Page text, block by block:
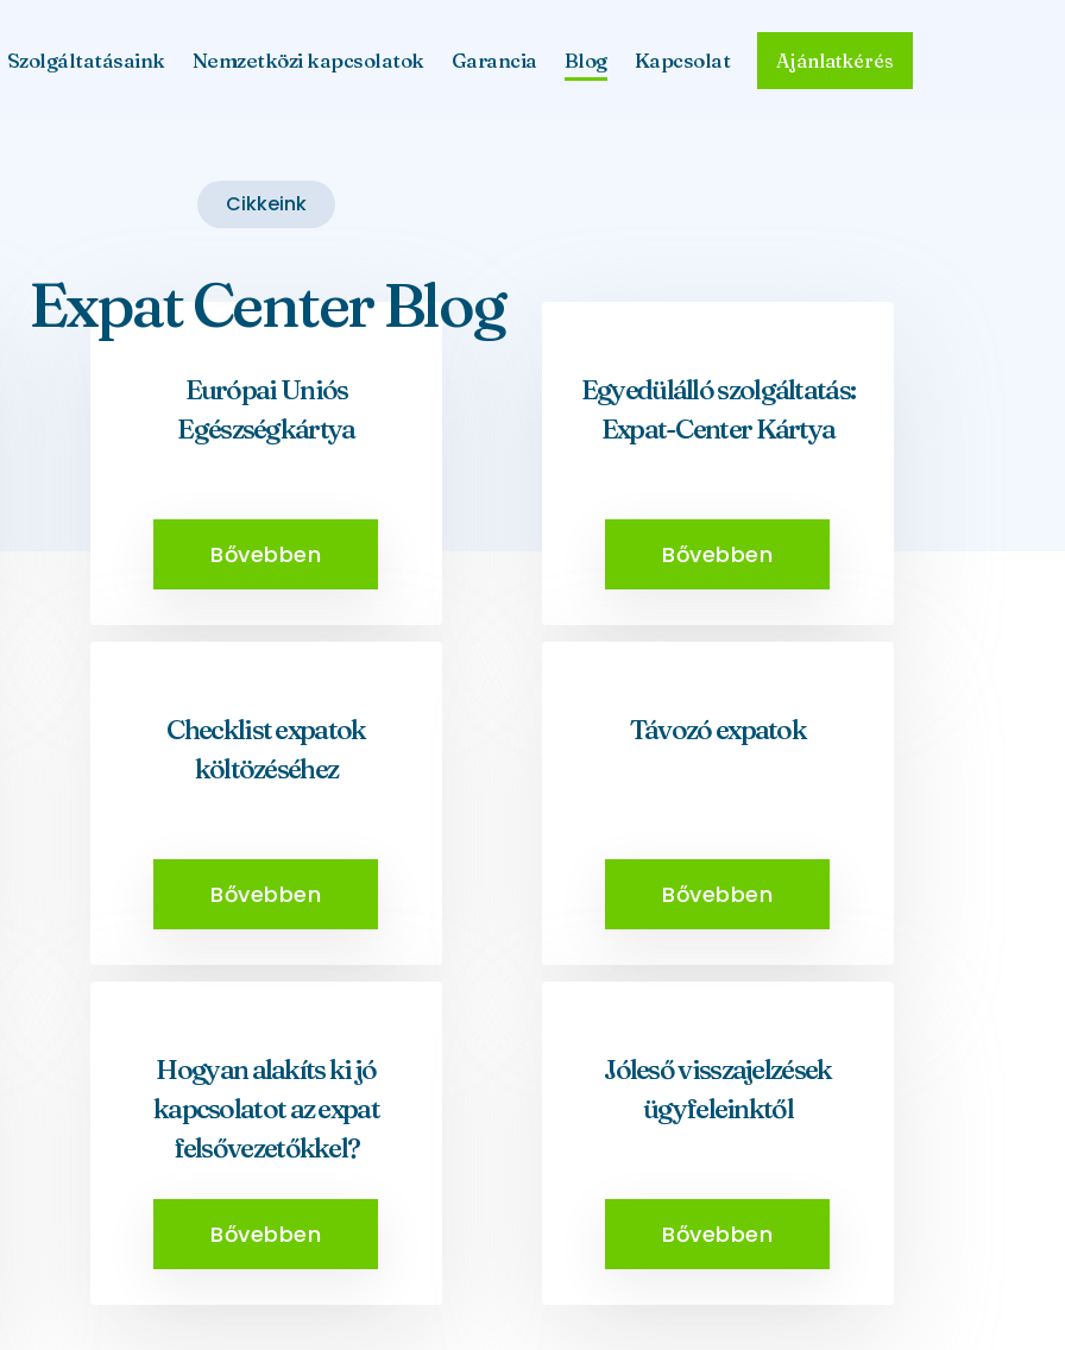
Szolgáltatásaink Nemzetközi kapcsolatok Garancia Blog Kapcsolat Ajánlatkérés
Cikkeink
Expat Center Blog
Európai Uniós
Egészségkártya
Bővebben
Egyedülálló szolgáltatás:
Expat-Center Kártya
Bővebben
Checklist expatok
költözéséhez
Bővebben
Távozó expatok
Bővebben
Hogyan alakíts ki jó
kapcsolatot az expat
felsővezetőkkel?
Bővebben
Jóleső visszajelzések
ügyfeleinktől
Bővebben